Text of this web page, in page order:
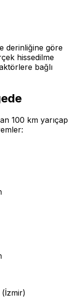
derinliğine göre
hissedilme
bağlı
100 km yarıçap